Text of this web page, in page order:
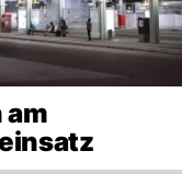
am